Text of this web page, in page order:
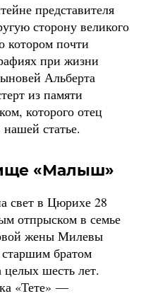
представителя
сторону великого
котором почти
при жизни
Альберта
из памяти
которого отец
статье.
«Малыш»
свет в Цюрихе 28
отпрыском в семье
жены Милевы
братом
целых шесть лет.
«Тете» —